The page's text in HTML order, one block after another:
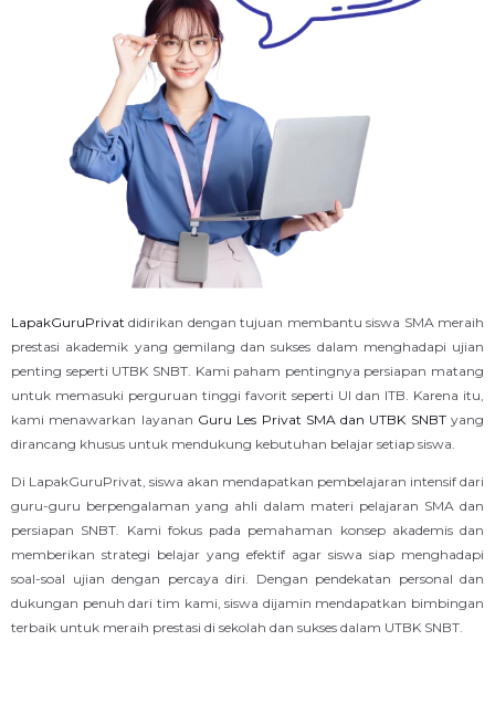
LapakGuruPrivat didirikan dengan tujuan membantu siswa SMA meraih
prestasi akademik yang gemilang dan sukses dalam menghadapi ujian
penting seperti UTBK SNBT. Kami paham pentingnya persiapan matang
untuk memasuki perguruan tinggi favorit seperti UI dan ITB. Karena itu,
kami menawarkan layanan Guru Les Privat SMA dan UTBK SNBTyang
dirancang khusus untuk mendukung kebutuhan belajar setiap siswa.
Di LapakGuruPrivat, siswa akan mendapatkan pembelajaran intensif dari
guru-guru berpengalaman yang ahli dalam materi pelajaran SMA dan
persiapan SNBT. Kami fokus pada pemahaman konsep akademis dan
memberikan strategi belajar yang efektif agar siswa siap menghadapi
soal-soal ujian dengan percaya diri. Dengan pendekatan personal dan
dukungan penuh dari tim kami, siswa dijamin mendapatkan bimbingan
terbaik untuk meraih prestasi di sekolah dan sukses dalam UTBK SNBT.